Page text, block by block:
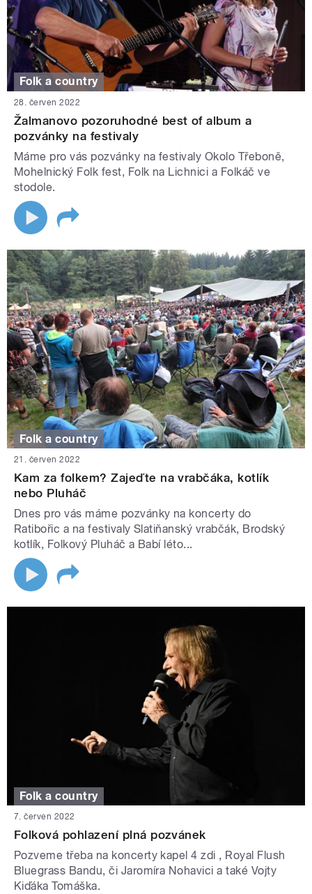
Folk a country
28. červen 2022
Žalmanovo pozoruhodné best of album a
pozvánky na festivaly
Máme pro vás pozvánky na festivaly Okolo Třeboně,
Mohelnický Folk fest, Folk na Lichnici a Folkáč ve
stodole.
Folk a country
21. červen 2022
Kam za folkem? Zajeďte na vrabčáka, kotlík
nebo Pluháč
Dnes pro vás máme pozvánky na koncerty do
Ratibořic a na festivaly Slatiňanský vrabčák, Brodský
kotlík, Folkový Pluháč a Babí léto...
Folk a country
7. červen 2022
Folková pohlazení plná pozvánek
Pozveme třeba na koncerty kapel 4 zdi , Royal Flush
Bluegrass Bandu, či Jaromíra Nohavici a také Vojty
Kiďáka Tomáška.